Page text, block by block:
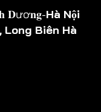
𝐃ươ𝐧𝐠-Hà Nội
Long Biên Hà